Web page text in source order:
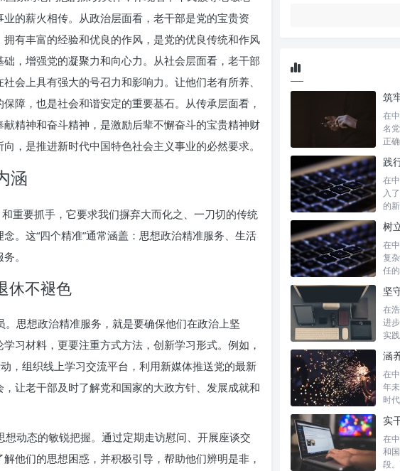
的薪火相传。从政治层面看，老干部是党的宝贵资
有丰富的经验和优良的作风，是党的优良传统和作风
，增强党的凝聚力和向心力。从社会层面看，老干部
会上具有强大的号召力和影响力。让他们老有所养、
障，也是社会和谐安定的重要基石。从传承层面看，
精神和奋斗精神，是激励后辈不懈奋斗的宝贵精神财
，是推进新时代中国特色社会主义事业的必然要求。
涵
重要抓手，它要求我们摒弃大而化之、一刀切的传统
。这“四个精准”通常涵盖：思想政治精准服务、生活
。
休不褪色
思想政治精准服务，就是要确保他们在政治上坚
习材料，更要注重方式方法，创新学习形式。例如，
，组织线上学习交流平台，利用新媒体推送党的最新
让老干部及时了解党和国家的大政方针、发展成就和
动态的敏锐把握。通过定期走访慰问、开展座谈交
他们的思想困惑，并积极引导，帮助他们辨明是非，
在
名
正
在
入
的
在
复
任
在
进
实
在
年
时
在
和
段